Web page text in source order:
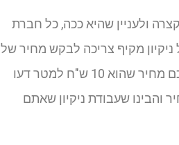
ולעניין שהיא ככה, כל חברת
ניקיון מקיף צריכה לבקש מחיר של
10 ש"ח למטר כולל כל הסל ניקיון + פוליש + הדברה חינם וחברה שתציע לכם מחיר שהוא 10 ש"ח למטר דעו
שעבודת ניקיון שאתם